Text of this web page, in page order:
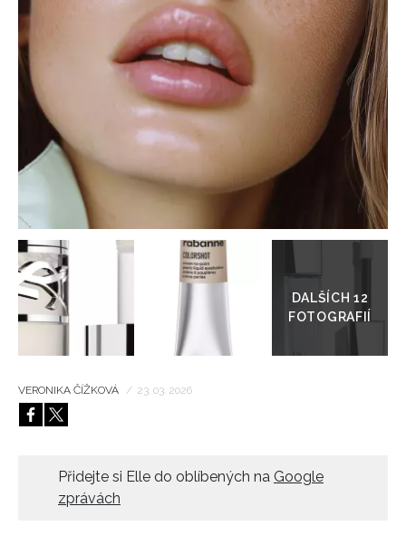
galerie
VERONIKA ČÍŽKOVÁ / 23. 03. 2026
Přidejte si Elle do oblíbených na Google
zprávách